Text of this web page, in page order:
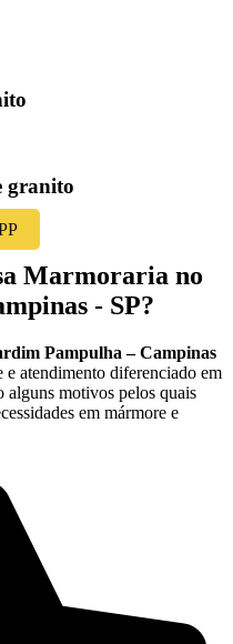
granito
Marmoraria no
- SP?
Pampulha – Campinas
atendimento diferenciado em
alguns motivos pelos quais
em mármore e